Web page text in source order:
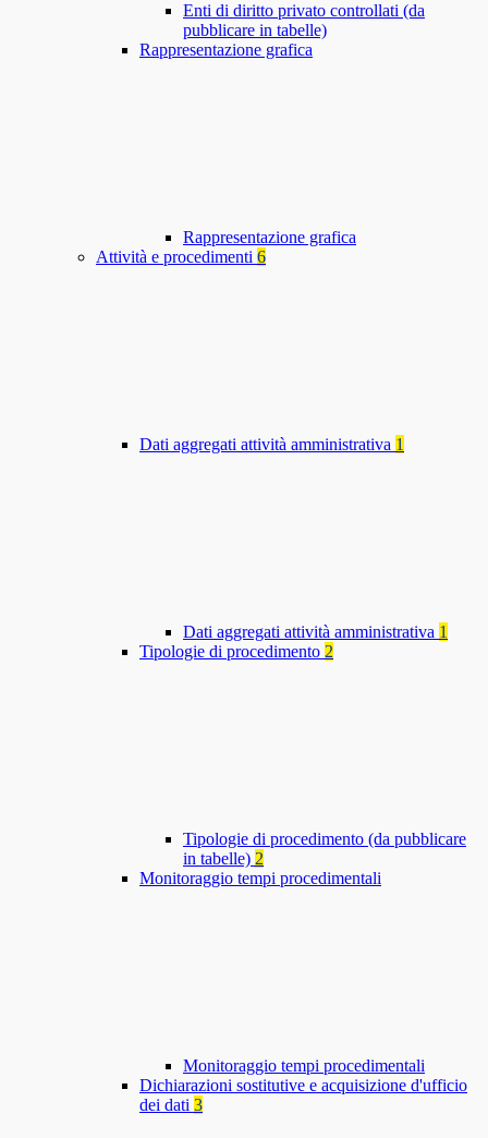
Enti di diritto privato controllati (da
pubblicare in tabelle)
Rappresentazione grafica
Rappresentazione grafica
Attività e procedimenti 6
Dati aggregati attività amministrativa 1
Dati aggregati attività amministrativa 1
Tipologie di procedimento 2
Tipologie di procedimento (da pubblicare
in tabelle) 2
Monitoraggio tempi procedimentali
Monitoraggio tempi procedimentali
Dichiarazioni sostitutive e acquisizione d'ufficio
dei dati 3